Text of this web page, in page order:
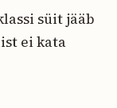
süit jääb
ei kata